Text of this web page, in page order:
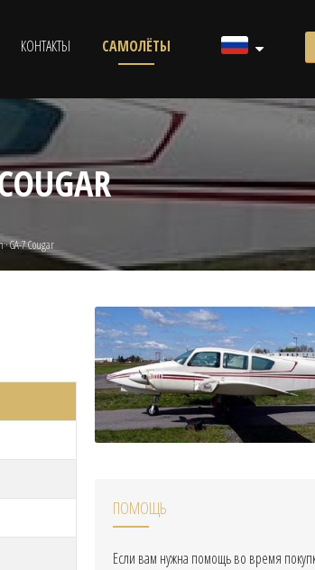
КОНТАКТЫ САМОЛЁТЫ
GA-7 Cougar
ПОМОЩЬ
Если вам нужна помощь во время